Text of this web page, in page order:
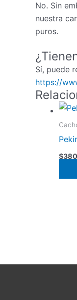
No. Sin
nuestra
puros.
Sí, puede
https://
$